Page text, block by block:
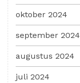
oktober 2024
september 2024
augustus 2024
juli 2024